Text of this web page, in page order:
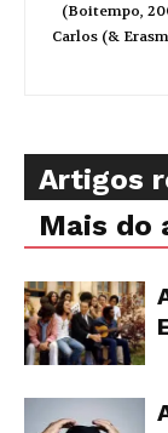
(Boitempo,
Carlos (&
Artigos
Mais do